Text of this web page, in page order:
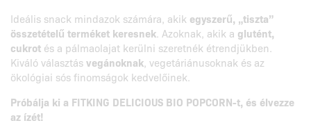
Ideális snack mindazok számára, akik egyszerű, „tiszta”
összetételű terméket keresnek . Azoknak, akik a glutént,
cukrot és a pálmaolajat kerülni szeretnék étrendjükben.
Kiváló választásvegánoknak , vegetáriánusoknak és az
ökológiai sós finomságok kedvelőinek.
Próbálja ki a FITKING DELICIOUS BIO POPCORN-t, és élvezze
az ízét!